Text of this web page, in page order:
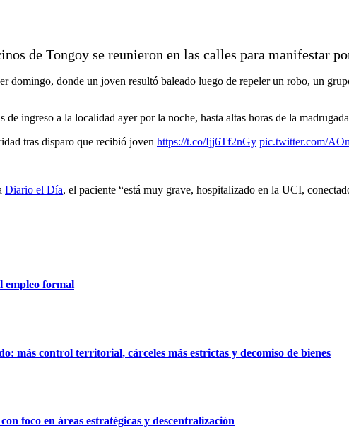
de Tongoy se reunieron en las calles para manifestar
domingo, donde un joven resultó baleado luego de repeler un robo, un
ingreso a la localidad ayer por la noche, hasta altas horas de la
tras disparo que recibió joven https://t.co/Ijj6Tf2nGy pic.twitter.com/
Diario el Día, el paciente “está muy grave, hospitalizado en la UCI,
empleo formal
más control territorial, cárceles más estrictas y decomiso de bienes
foco en áreas estratégicas y descentralización